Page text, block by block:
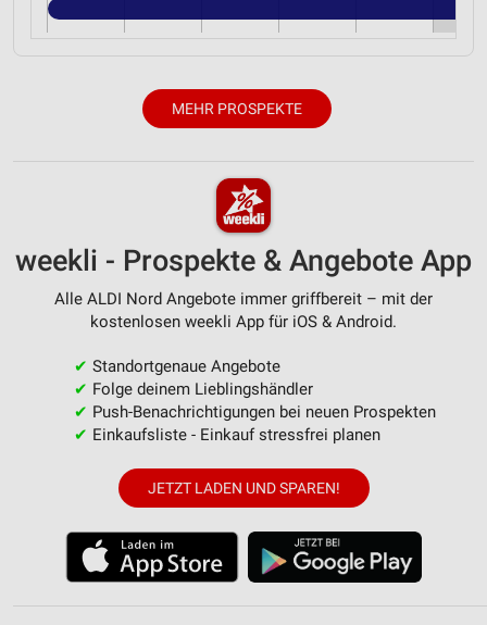
MEHR PROSPEKTE
weekli - Prospekte & Angebote App
Alle ALDI Nord Angebote immer griffbereit – mit der
kostenlosen weekli App für iOS & Android.
✔ Standortgenaue Angebote
✔ Folge deinem Lieblingshändler
✔ Push-Benachrichtigungen bei neuen Prospekten
✔ Einkaufsliste - Einkauf stressfrei planen
JETZT LADEN UND SPAREN!